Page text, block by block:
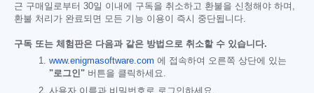
근 구매일로부터 30일 이내에 구독을 취소하고 환불을 신청해야 하며,
환불 처리가 완료되면 모든 기능 이용이 즉시 중단됩니다.
구독 또는 체험판은 다음과 같은 방법으로 취소할 수 있습니다.
www.enigmasoftware.com 에 접속하여 오른쪽 상단에 있는
"로그인" 버튼을 클릭하세요.
사용자 이름과 비밀번호로 로그인하세요.